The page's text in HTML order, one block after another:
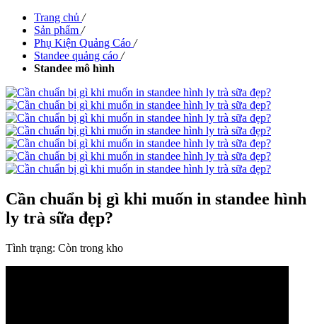
Trang chủ /
Sản phẩm /
Phụ Kiện Quảng Cáo /
Standee quảng cáo /
Standee mô hình
Cần chuẩn bị gì khi muốn in standee hình
ly trà sữa đẹp?
Tình trạng: Còn trong kho